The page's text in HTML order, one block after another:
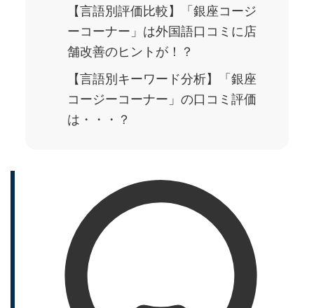
【言語別評価比較】「銀座コージ
ーコーナー」は外国語口コミに店
舗改善のヒントが！？
【言語別キーワード分析】「銀座
コージーコーナー」の口コミ評価
は・・・？